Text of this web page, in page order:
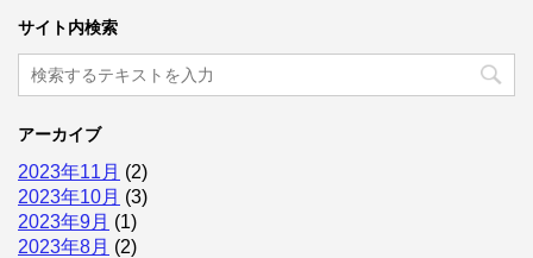
サイト内検索
アーカイブ
2023年11月 (2)
2023年10月 (3)
2023年9月 (1)
2023年8月 (2)